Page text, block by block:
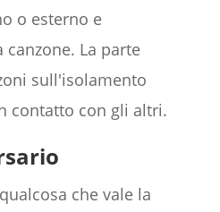
o esterno e
La parte
sull'isolamento
contatto con gli altri.
che vale la